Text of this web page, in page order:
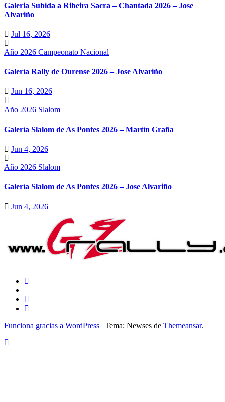
Galeria Subida a Ribeira Sacra – Chantada 2026 – Jose
Alvariño
Jul 16, 2026
Año 2026 Campeonato Nacional
Galería Rally de Ourense 2026 – Jose Alvariño
Jun 16, 2026
Año 2026 Slalom
Galería Slalom de As Pontes 2026 – Martín Graña
Jun 4, 2026
Año 2026 Slalom
Galería Slalom de As Pontes 2026 – Jose Alvariño
Jun 4, 2026
Funciona gracias a WordPress Tema: Newses de Themeansar.